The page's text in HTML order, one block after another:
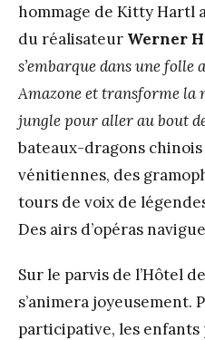
hommage de Kitty Hartl
du réalisateur Werner
s’embarque dans une
Amazone et transforme la
jungle pour aller au bout
bateaux-dragons
vénitiennes, des
tours de voix de
Des airs d’opéras
Sur le parvis de l’Hôtel
s’animera joyeusement.
participative, les